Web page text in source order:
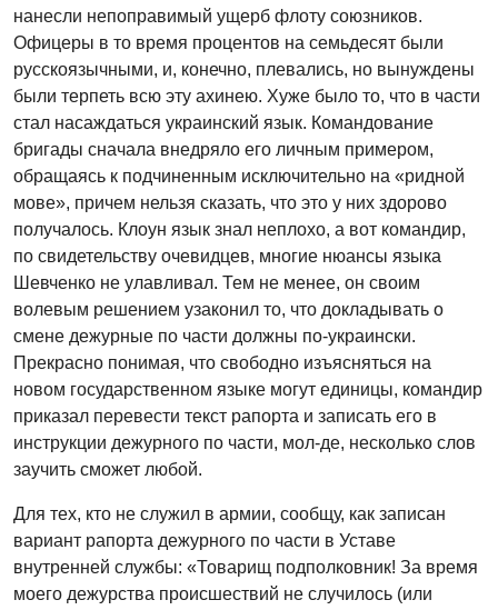
нанесли непоправимый ущерб флоту союзников.
Офицеры в то время процентов на семьдесят были
русскоязычными, и, конечно, плевались, но вынуждены
были терпеть всю эту ахинею. Хуже было то, что в части
стал насаждаться украинский язык. Командование
бригады сначала внедряло его личным примером,
обращаясь к подчиненным исключительно на «ридной
мове», причем нельзя сказать, что это у них здорово
получалось. Клоун язык знал неплохо, а вот командир,
по свидетельству очевидцев, многие нюансы языка
Шевченко не улавливал. Тем не менее, он своим
волевым решением узаконил то, что докладывать о
смене дежурные по части должны по-украински.
Прекрасно понимая, что свободно изъясняться на
новом государственном языке могут единицы, командир
приказал перевести текст рапорта и записать его в
инструкции дежурного по части, мол-де, несколько слов
заучить сможет любой.
Для тех, кто не служил в армии, сообщу, как записан
вариант рапорта дежурного по части в Уставе
внутренней службы: «Товарищ подполковник! За время
моего дежурства происшествий не случилось (или